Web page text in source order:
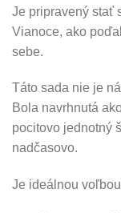
Je pripravený stať
Vianoce, ako
sebe.
Táto sada nie je
Bola navrhnutá
pocitovo jednotný
nadčasovo.
Je ideálnou